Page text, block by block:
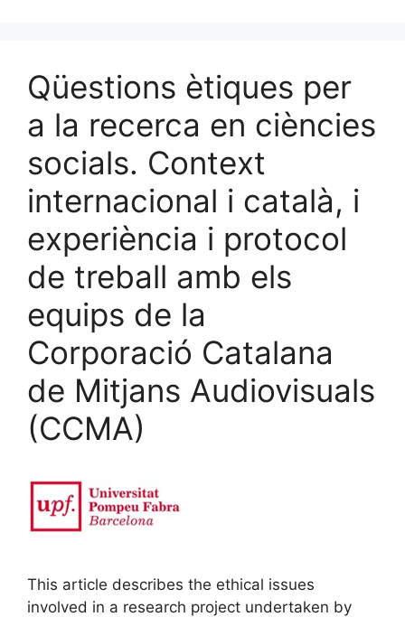
Qüestions ètiques per
a la recerca en ciències
socials. Context
internacional i català, i
experiència i protocol
de treball amb els
equips de la
Corporació Catalana
de Mitjans Audiovisuals
(CCMA)
This article describes the ethical issues
involved in a research project undertaken by